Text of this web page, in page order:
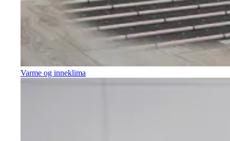
Varme og inneklima